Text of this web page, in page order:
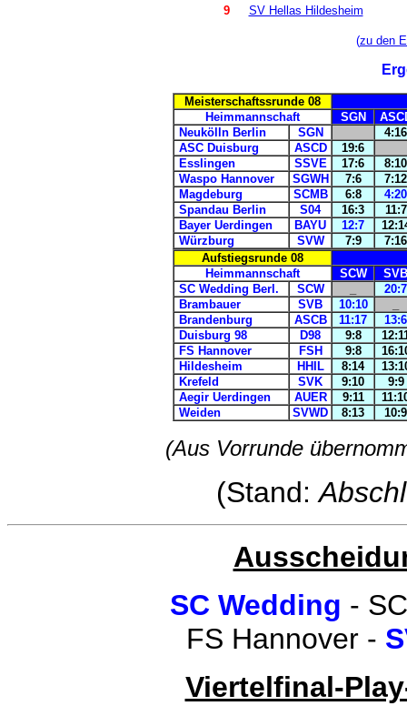
9
SV Hellas Hildesheim
(zu den
Meisterschaftssrunde 08
Heimmannschaft
SGN
Neukölln Berlin
SGN
4:16
ASC Duisburg
ASCD
19:6
Esslingen
SSVE 17:6
8:10
Waspo Hannover
SGWH 7:6
7:12
Magdeburg
SCMB 6:8
4:20
Spandau Berlin
S04 16:3
11:7
Bayer Uerdingen
BAYU 12:7
Würzburg
SVW 7:9
7:16
Aufstiegsrunde 08
Heimmannschaft
SCW
SVB
SC Wedding Berl.
SCW
20:7
Brambauer
SVB 10:10
Brandenburg
ASCB 11:17
13:6
Duisburg 98
D98 9:8
FS Hannover
FSH 9:8
Hildesheim
HHIL 8:14
Krefeld
SVK 9:10
9:9
Aegir Uerdingen
AUER 9:11
Weiden
SVWD 8:13 10:9
(Aus Vorrunde
(Stand:
SC Wedding -
FS Hannover -
Viertelfinal-